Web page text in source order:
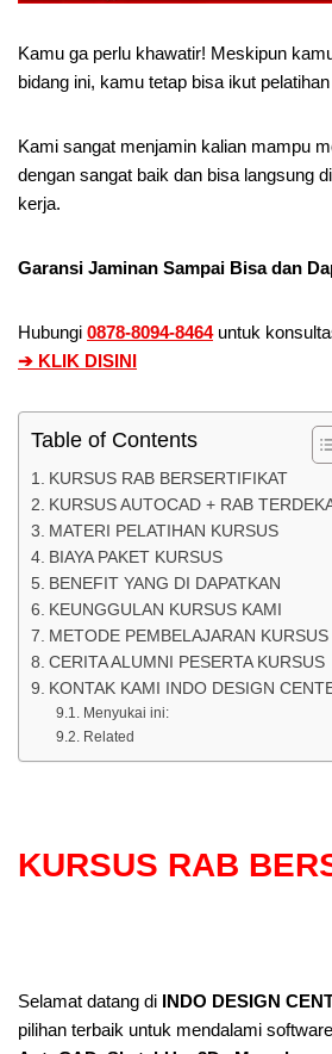
Kamu ga perlu khawatir! Meskipun
bidang ini, kamu tetap bisa ikut
Kami sangat menjamin kalian mampu
dengan sangat baik dan bisa langsung
kerja.
Garansi Jaminan Sampai Bisa dan
Hubungi 0878-8094-8464untuk
➔ KLIK DISINI
Table of Contents
KURSUS RAB BERSERTIFIKAT
KURSUS AUTOCAD + RAB
MATERI PELATIHAN KURSUS
BIAYA PAKET KURSUS
BENEFIT YANG DI DAPATKAN
KEUNGGULAN KURSUS KAMI
METODE PEMBELAJARAN KURSUS
CERITA ALUMNI PESERTA KURSUS
KONTAK KAMI INDO DESIGN
Menyukai ini:
Related
KURSUS RAB
Selamat datang di INDO DESIGN
pilihan terbaik untuk mendalami